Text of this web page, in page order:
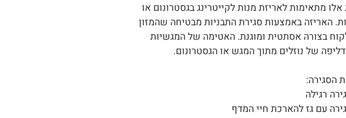
אלו מתאימות לאריזת מנות לקייטרינג בגסטרונום או
האריזה באמצעות סגירת התבניות מבטיחה שהמזון
בצורה אסתטית ומוגנת. האטימה של המגשיות
של נוזלים מתוך המגש או הגסטרונום.
הסגירה:
רגילה
עם גז להארכת חיי המדף